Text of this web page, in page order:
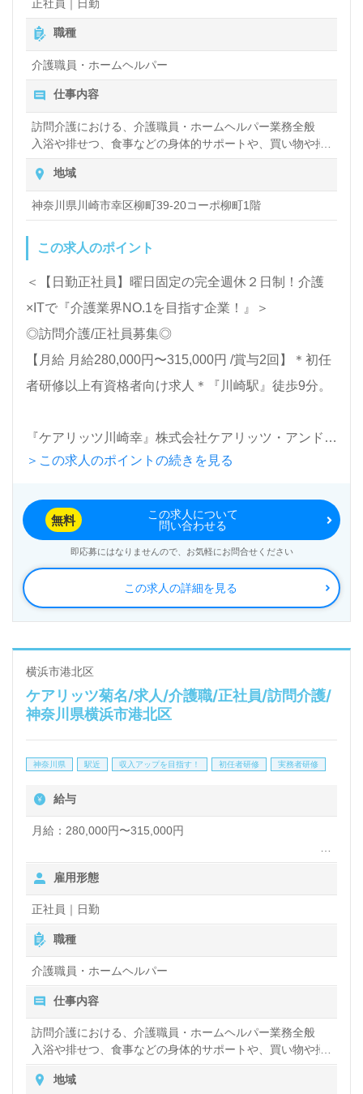
各種研修プログラム、働く人を大切にするカルチャ
ー、職員様同士のチームワークもうれしいポイント！
『サービス提供責任者として専門性を高めたい、今ま
での経験を活かして現場の今を支えたい』『モチベー
ション高く働きたい、働きがいを感じながら仕事をし
たい』『施設形態や環境を変えて仕事をしたい』等の
方も大歓迎です！サービス展開エリアは神奈川区。募
集詳細等、担当コンサルタントよりご案内します。お
問い合わせも遠慮なくお願いします。
全国の求人ご紹介！医療/福祉業界の正社員/パート仕
事探しは【ウィルオブ介護】＊求人情報収集、将来的
に検討の方も遠慮なく＊
LINE、メール、お電話などご希望に応じてお問い合
わせ/ご相談可能です。転職相談、求人紹介、年収交
公開求人も取扱いあり！＞"転職支援"のプロと一緒に
転職活動！お問い合わせお待ちしております。
給与改定：年1回（4月）
賞与：年2回（4月、10月）
正社員｜日勤
職種
介護職員・ホームヘルパー
仕事内容
訪問介護における、介護職員・ホームヘルパー業務全般
入浴や排せつ、食事などの身体的サポートや、買い物や掃
除、洗濯など日常生活のサポートなど
地域
神奈川県川崎市幸区柳町39-20コーポ柳町1階
この求人のポイント
＜【日勤正社員】曜日固定の完全週休２日制！介護
×ITで『介護業界NO.1を目指す企業！』＞
◎訪問介護/正社員募集◎
【月給 月給280,000円〜315,000円 /賞与2回】＊初任
者研修以上有資格者向け求人＊『川崎駅』徒歩9分。
『ケアリッツ川崎幸』株式会社ケアリッツ・アンド・
パートナーズ Careritz & Partners, Inc.（本社：東京都
（2024.11月現在）。宮城県、東京都、神奈川県、千
葉県、埼玉県、愛知県、山梨県、大阪府を中心に訪問
介護、通所介護、短期入所生活介護、居宅介護支援、
パートナーズサービス、レジデンシャル、トラベル事
業を展開。IT技術を活用して介護業界NO.1を目指す
注目の企業様です。
◎ご利用者様の笑顔がやりがいに！『ケアリッツ品
質』でプロフェッショナル訪問介護を実現される事業
看護助手や介護職経験のある方をお迎えします。訪問
介護事業所での勤務経験は問いません。ご利用者様宅
への訪問（介護業務、買い物や掃除、洗濯等の日常生
活サポート）をお願いします。それぞれの成長に沿っ
た研修プログラムも充実！完全週休2日制の働きやす
い勤務形態、多彩な資格支援制度、働く人を大切にす
るカルチャー、協力し合える職場の人間関係もうれし
いポイント！『訪問介護でご利用者様やご家族様のお
役に立ちたい、お一人おひとりに寄り添った介護支援
を行いたい』『日勤正社員で働きたい、メリハリをつ
けて働きたい』『転職で施設形態や環境を変えて仕事
をしたい』等の方も大歓迎です！サービス展開エリア
は川崎市。募集詳細等、担当コンサルタントよりご案
＞この求人のポイントの続きを見る
この求人の詳細を見る
無料
この求人について
問い合わせる
即応募にはなりませんので、お気軽にお問合せください
横浜市港北区
ケアリッツ菊名/求人/介護職/正社員/訪問介護/
神奈川県横浜市港北区
神奈川県 駅近 収入アップを目指す！ 初任者研修 実務者研修
給与
月給：280,000円〜315,000円
・土日出勤手当（月最大6,000円）別途支給
・給与改定年1回（4月）
・賞与年2回（4月、10月）
・超過勤務手当
雇用形態
正社員｜日勤
職種
介護職員・ホームヘルパー
仕事内容
訪問介護における、介護職員・ホームヘルパー業務全般
入浴や排せつ、食事などの身体的サポートや、買い物や掃
除、洗濯など日常生活のサポートなどをお願いします。
地域